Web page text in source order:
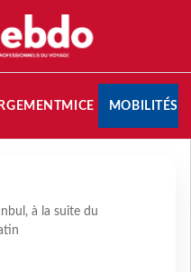
MICE MOBILITÉS
à la suite du